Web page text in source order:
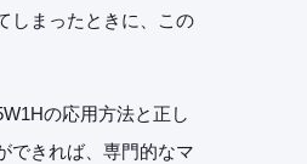
しまったときに、この
の応用方法と正し
できれば、専門的なマ